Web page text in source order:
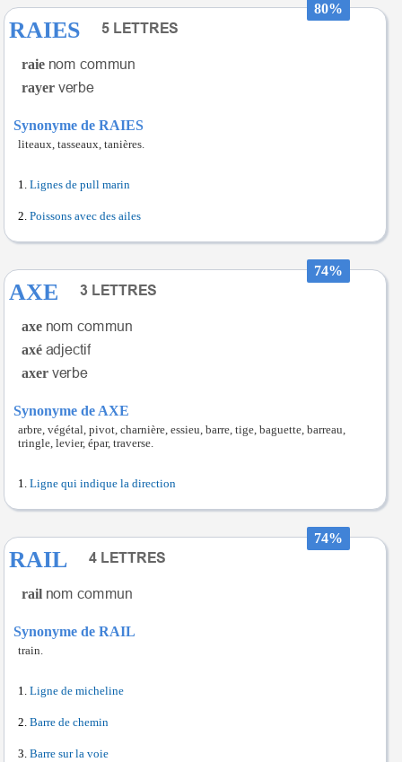
80%
RAIES
raie
rayer
Synonyme de RAIES
liteaux, tasseaux, tanières.
Lignes de pull marin
Poissons avec des ailes
74%
AXE
axe
axé
axer
Synonyme de AXE
arbre, végétal, pivot, charnière, essieu, barre, tige, baguette, barreau,
tringle, levier, épar, traverse.
Ligne qui indique la direction
74%
RAIL
rail
Synonyme de RAIL
train.
Ligne de micheline
Barre de chemin
Barre sur la voie